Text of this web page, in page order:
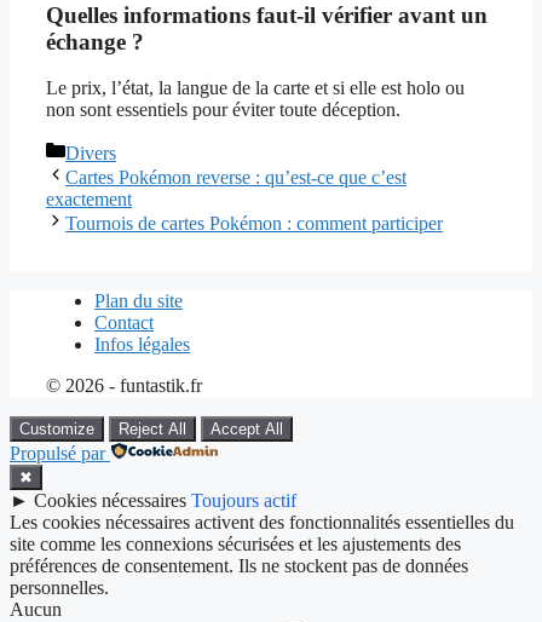
Quelles informations faut-il vérifier avant un
échange ?
Le prix, l’état, la langue de la carte et si elle est holo ou
non sont essentiels pour éviter toute déception.
Catégories
Divers
Cartes Pokémon reverse : qu’est-ce que c’est
exactement
Tournois de cartes Pokémon : comment participer
Plan du site
Contact
Infos légales
© 2026 - funtastik.fr
Customize Reject All Accept All
Propulsé par
✖
► Cookies nécessaires Toujours actif
Les cookies nécessaires activent des fonctionnalités essentielles du
site comme les connexions sécurisées et les ajustements des
préférences de consentement. Ils ne stockent pas de données
personnelles.
Aucun